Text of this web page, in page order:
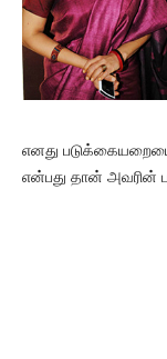
எனது படுக்கையறையை
என்பது தான் அவரின்